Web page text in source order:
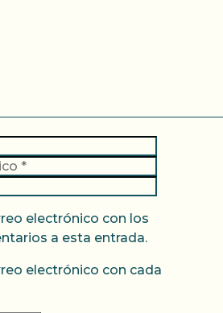
electrónico con los
a esta entrada.
electrónico con cada